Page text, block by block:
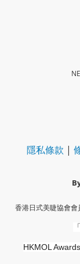
隱私條款 |
香港日式美睫協會會
HKMOL